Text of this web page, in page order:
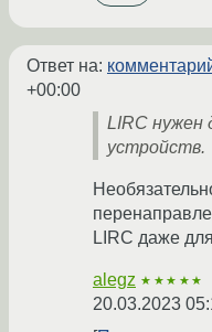
Ответ на:
+00:00
LIRC нужен
устройств.
LIRC даже
alegz ★★★★★
20.03.2023